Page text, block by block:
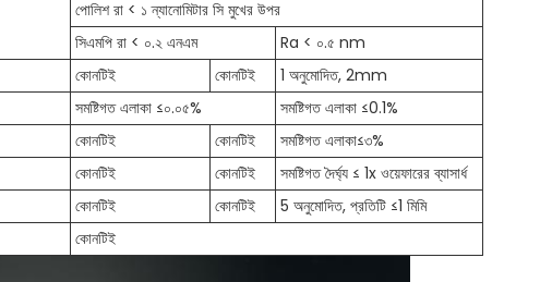
পোলিশ রা < ১ ন্যানোমিটার সি মুখের উপর
সিএমপি রা < ০.২ এনএম
Ra < ০.৫ nm
কোনটিই কোনটিই
1 অনুমোদিত, 2mm
সমষ্টিগত এলাকা ≤০.০৫%
সমষ্টিগত এলাকা ≤0.1%
কোনটিই কোনটিই
সমষ্টিগত এলাকা≤৩%
কোনটিই কোনটিই
সমষ্টিগত দৈর্ঘ্য ≤ 1x ওয়েফারের ব্যাসার্ধ
কোনটিই কোনটিই
5 অনুমোদিত, প্রতিটি ≤1 মিমি
কোনটিই